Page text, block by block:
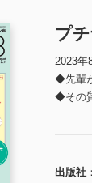
プ
2023年
◆先輩
◆その
出版社